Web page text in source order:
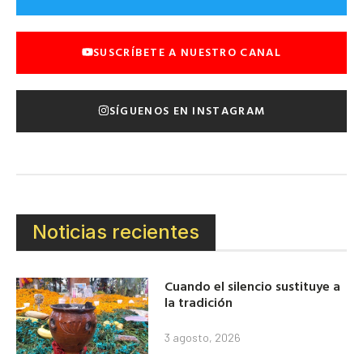
SUSCRÍBETE A NUESTRO CANAL
SÍGUENOS EN INSTAGRAM
Noticias recientes
Cuando el silencio sustituye a
la tradición
3 agosto, 2026